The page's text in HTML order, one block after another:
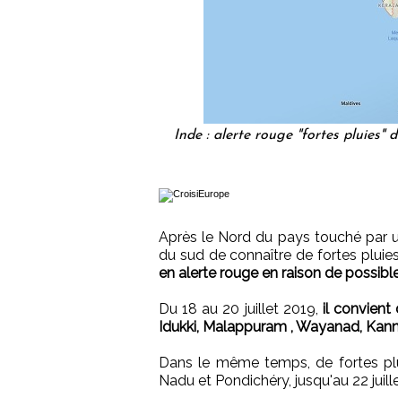
Inde : alerte rouge "fortes pluies"
Après le Nord du pays touché par
du sud de connaître de fortes
en alerte rouge en raison de
Du 18 au 20 juillet 2019, il convient
Idukki, Malappuram , Wayanad,
Dans le même temps, de fortes
Nadu et Pondichéry, jusqu'au 22